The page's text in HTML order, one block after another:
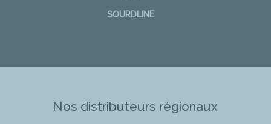
SOURDLINE
Nos distributeurs régionaux